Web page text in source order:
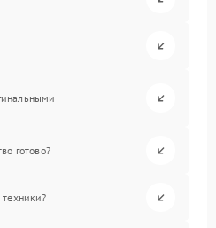
готово?
техники?